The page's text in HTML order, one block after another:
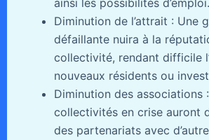
Diminution de l’attrait : Une
défaillante nuira à la
collectivité, rendant difficile
nouveaux résidents ou
Diminution des associations
collectivités en crise auront
des partenariats avec